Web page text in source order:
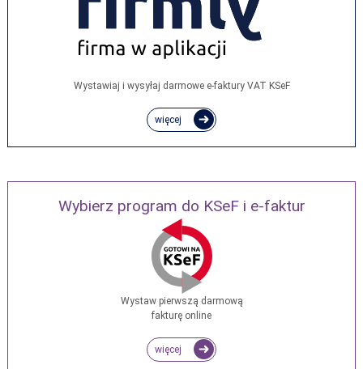
Wystawiaj i wysyłaj darmowe e‑faktury VAT KSeF
więcej
Wybierz program do KSeF i e-faktur
Wystaw pierwszą darmową
fakturę online
więcej